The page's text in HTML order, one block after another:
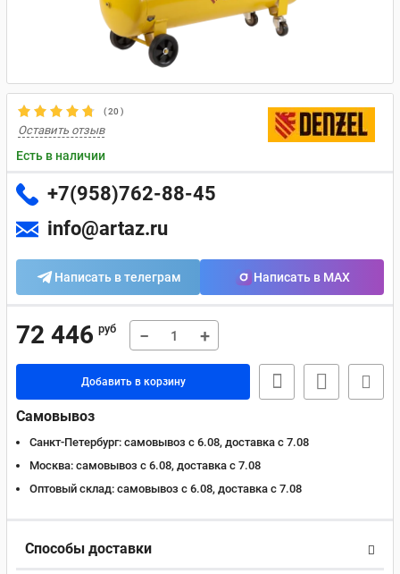
(20)
Оставить отзыв
Есть в наличии
+7(958)762-88-45
info@artaz.ru
Написать в телеграм Написать в MAX
72 446 руб − +
Добавить в корзину
Самовывоз
Санкт-Петербург: самовывоз с 6.08, доставка c 7.08
Москва: самовывоз с 6.08, доставка c 7.08
Оптовый склад: самовывоз с 6.08, доставка c 7.08
Способы доставки